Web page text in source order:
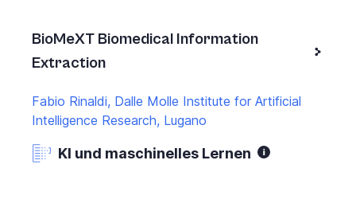
BioMeXT Biomedical Information
Extraction
Fabio Rinaldi, Dalle Molle Institute for Artificial
Intelligence Research, Lugano
KI und maschinelles Lernen